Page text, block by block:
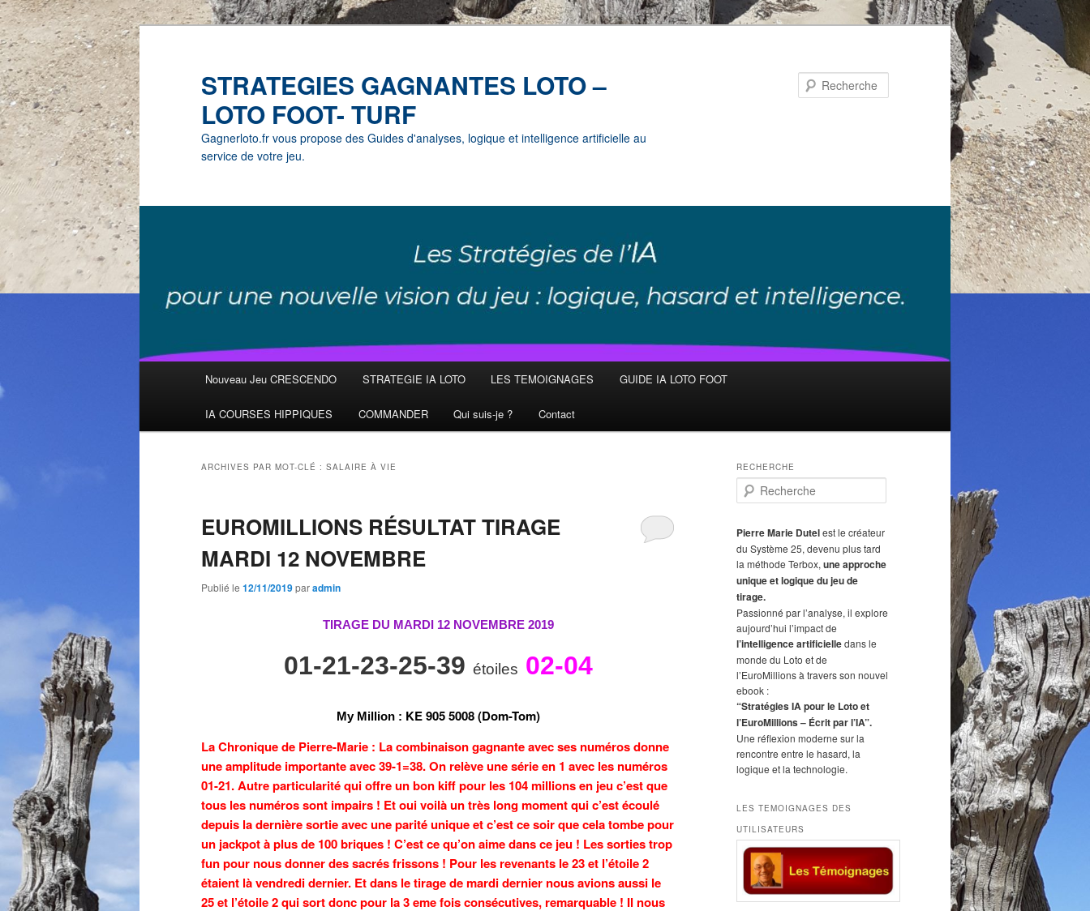
STRATEGIES GAGNANTES LOTO –
LOTO FOOT- TURF
Gagnerloto.fr vous propose des Guides d'analyses, logique et intelligence artificielle au
service de votre jeu.
Aller
au
contenu
Aller
au
contenu
Nouveau Jeu CRESCENDO STRATEGIE IA LOTO LES TEMOIGNAGES GUIDE IA LOTO FOOT
IA COURSES HIPPIQUES COMMANDER Qui suis-je ? Contact
ARCHIVES PAR MOT-CLÉ : SALAIRE À VIE
EUROMILLIONS RÉSULTAT TIRAGE
MARDI 12 NOVEMBRE
Publié le 12/11/2019paradmin
TIRAGE DU MARDI 12 NOVEMBRE2019
01-21-23-25-39 étoiles 02-04
My Million: KE9055008(Dom-Tom)
La Chronique de Pierre-Marie : La combinaison gagnante avec ses numéros donne
une amplitude importante avec 39-1=38. On relève une série en 1 avec les numéros
01-21. Autre particularité qui offre un bon kiff pour les 104 millions en jeu c’est que
tous les numéros sont impairs ! Et oui voilà un très long moment qui c’est écoulé
depuis la dernière sortie avec une parité unique et c’est ce soir que cela tombe pour
un jackpot à plus de 100 briques ! C’est ce qu’on aime dans ce jeu ! Les sorties trop
fun pour nous donner des sacrés frissons ! Pour les revenants le 23 et l’étoile 2
étaient là vendredi dernier. Et dans le tirage de mardi dernier nous avions aussi le
25 et l’étoile 2 qui sort donc pour la 3 eme fois consécutives, remarquable ! Il nous
RECHERCHE
e
h
e
r
c
h
e
Pierre Marie Dutelest le créateur
du Système 25, devenu plus tard
la méthode Terbox, une approche
unique et logique du jeu de
tirage.
Passionné par l’analyse, il explore
aujourd’hui l’impact de
l’intelligence artificielledans le
monde du Loto et de
l’EuroMillions à travers son nouvel
ebook :
“Stratégies IA pour le Loto et
l’EuroMillions – Écrit par l’IA”.
Une réflexion moderne sur la
rencontre entre le hasard, la
logique et la technologie.
LES TEMOIGNAGES DES
UTILISATEURS